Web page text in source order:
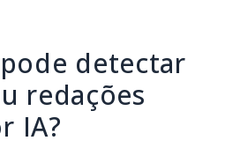
detectar
redações
IA?